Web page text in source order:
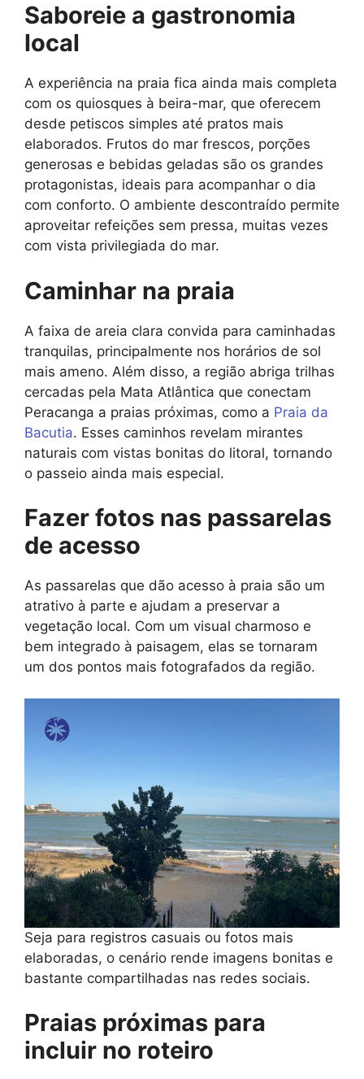
Saboreie a gastronomia
local
A experiência na praia fica ainda mais completa
com os quiosques à beira-mar, que oferecem
desde petiscos simples até pratos mais
elaborados. Frutos do mar frescos, porções
generosas e bebidas geladas são os grandes
protagonistas, ideais para acompanhar o dia
com conforto. O ambiente descontraído permite
aproveitar refeições sem pressa, muitas vezes
com vista privilegiada do mar.
Caminhar na praia
A faixa de areia clara convida para caminhadas
tranquilas, principalmente nos horários de sol
mais ameno. Além disso, a região abriga trilhas
cercadas pela Mata Atlântica que conectam
Peracanga a praias próximas, como a Praia da
Bacutia. Esses caminhos revelam mirantes
naturais com vistas bonitas do litoral, tornando
o passeio ainda mais especial.
Fazer fotos nas passarelas
de acesso
As passarelas que dão acesso à praia são um
atrativo à parte e ajudam a preservar a
vegetação local. Com um visual charmoso e
bem integrado à paisagem, elas se tornaram
um dos pontos mais fotografados da região.
Seja para registros casuais ou fotos mais
elaboradas, o cenário rende imagens bonitas e
bastante compartilhadas nas redes sociais.
Praias próximas para
incluir no roteiro